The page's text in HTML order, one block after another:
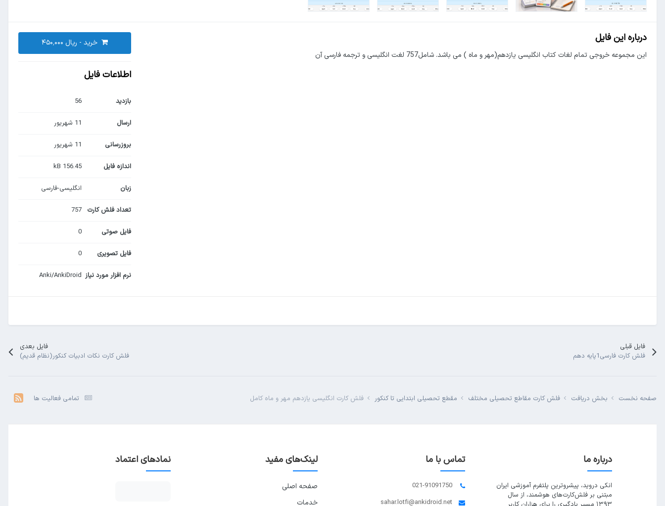
درباره این فایل
این مجموعه خروجی تمام لغات کتاب انگلیسی یازدهم(مهر و ماه ) می باشد. شامل757 لغت انگلیسی و ترجمه فارسی آن
خرید -
اطلاعات فایل
بازدید 56
ارسال 11 شهریور
بروزرسانی 11 شهریور
اندازه فایل 156.45 kB
زبان انگلیسی-فارسی
تعداد فلش کارت 757
فایل صوتی 0
فایل تصویری 0
نرم افزار مورد نیاز Anki/AnkiDroid
فایل قبلی
فلش کارت فارسی1پایه دهم
فایل بعدی
فلش کارت نکات ادبیات کنکور(نظام قدیم)
تمامی فعالیت ها صفحه نخست بخش دریافت فلش کارت مقاطع تحصیلی مختلف مقطع تحصیلی ابتدایی تا کنکور فلش کارت انگلیسی یازدهم مهر و ماه کامل
درباره ما
انکی دروید، پیشروترین پلتفرم آموزشی ایران
مبتنی بر فلش‌کارت‌های هوشمند، از سال
تماس با ما
021-91091750
sahar.lotfi@ankidroid.net
لینک‌های مفید
صفحه اصلی
خدمات
نمادهای اعتماد